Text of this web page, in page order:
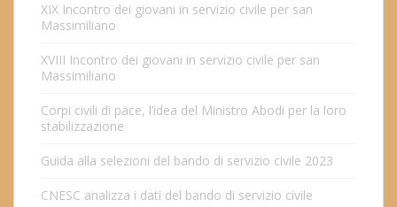
XIX Incontro dei giovani in servizio civile per san
Massimiliano
XVIII Incontro dei giovani in servizio civile per san
Massimiliano
Corpi civili di pace, l’idea del Ministro Abodi per la loro
stabilizzazione
Guida alla selezioni del bando di servizio civile 2023
CNESC analizza i dati del bando di servizio civile